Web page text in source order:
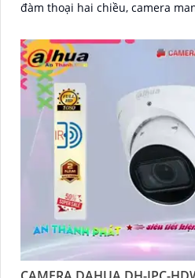
đàm thoại hai chiều, camera
nhận diện khuôn mặt và đếm
quả quản lý và an ninh cho mọi